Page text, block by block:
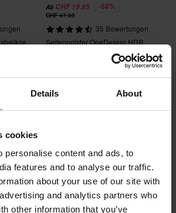
Details About
cookies
personalise content and ads, to
features and to analyse our traffic.
about your use of our site with
and analytics partners who
other information that you’ve
Ab CHF 19.95 -58%
CHF 47.95
35 Bewertungen
Seitenpolster OneDesign HDR
AbCHF 67.95